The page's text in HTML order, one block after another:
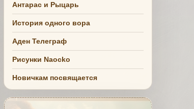
Антарас и Рыцарь
История одного вора
Аден Телеграф
Рисунки Naocko
Новичкам посвящается